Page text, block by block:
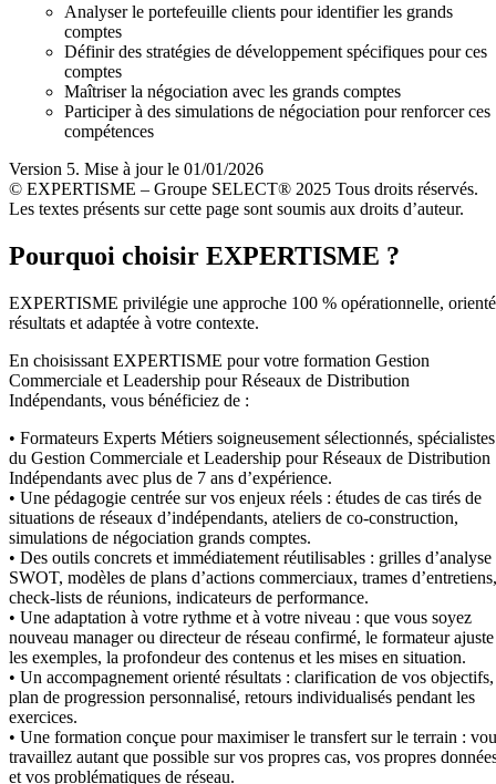
Analyser le portefeuille clients pour identifier les grands
comptes
Définir des stratégies de développement spécifiques pour ces
comptes
Maîtriser la négociation avec les grands comptes
Participer à des simulations de négociation pour renforcer ces
compétences
Version 5. Mise à jour le 01/01/2026
© EXPERTISME – Groupe SELECT® 2025 Tous droits réservés.
Les textes présents sur cette page sont soumis aux droits d’auteur.
Pourquoi choisir EXPERTISME ?
EXPERTISME privilégie une approche 100 % opérationnelle,
résultats et adaptée à votre contexte.
En choisissant EXPERTISME pour votre formation Gestion
Commerciale et Leadership pour Réseaux de Distribution
Indépendants, vous bénéficiez de :
• Formateurs Experts Métiers soigneusement sélectionnés, spécialistes
du Gestion Commerciale et Leadership pour Réseaux de Distribution
Indépendants avec plus de 7 ans d’expérience.
• Une pédagogie centrée sur vos enjeux réels : études de cas tirés de
situations de réseaux d’indépendants, ateliers de co-construction,
simulations de négociation grands comptes.
• Des outils concrets et immédiatement réutilisables : grilles d’analyse
SWOT, modèles de plans d’actions commerciaux, trames d’entretiens,
check-lists de réunions, indicateurs de performance.
• Une adaptation à votre rythme et à votre niveau : que vous soyez
nouveau manager ou directeur de réseau confirmé, le formateur ajuste
les exemples, la profondeur des contenus et les mises en situation.
• Un accompagnement orienté résultats : clarification de vos objectifs,
plan de progression personnalisé, retours individualisés pendant les
exercices.
• Une formation conçue pour maximiser le transfert sur le terrain :
travaillez autant que possible sur vos propres cas, vos propres
et vos problématiques de réseau.